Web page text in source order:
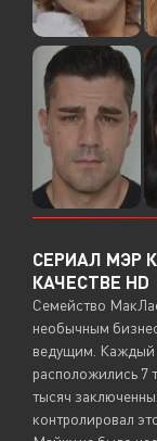
СЕРИАЛ МЭР
КАЧЕСТВЕ HD
Семейство
необычным
ведущим. Каждый
расположились 7
тысяч
контролировал